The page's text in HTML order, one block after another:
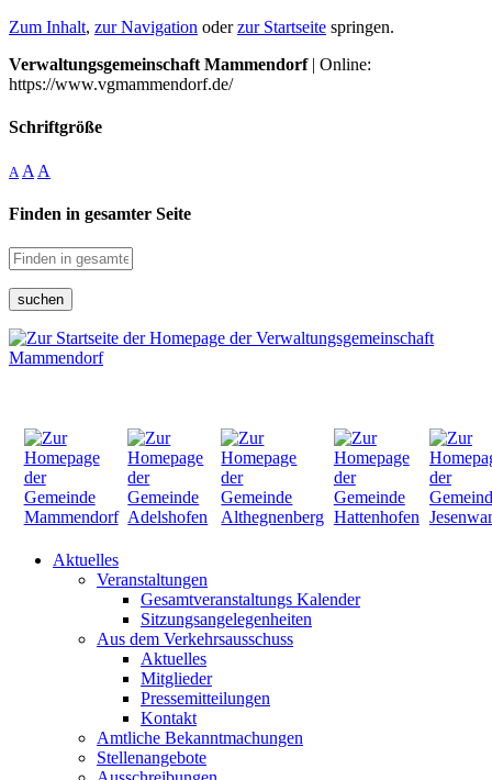
Zum Inhalt, zur Navigation oderzur Startseite springen.
Verwaltungsgemeinschaft Mammendorf| Online:
https://www.vgmammendorf.de/
Schriftgröße
A A A
Finden in gesamter Seite
suchen
Aktuelles
Veranstaltungen
Gesamtveranstaltungs Kalender
Sitzungsangelegenheiten
Aus dem Verkehrsausschuss
Aktuelles
Mitglieder
Pressemitteilungen
Kontakt
Amtliche Bekanntmachungen
Stellenangebote